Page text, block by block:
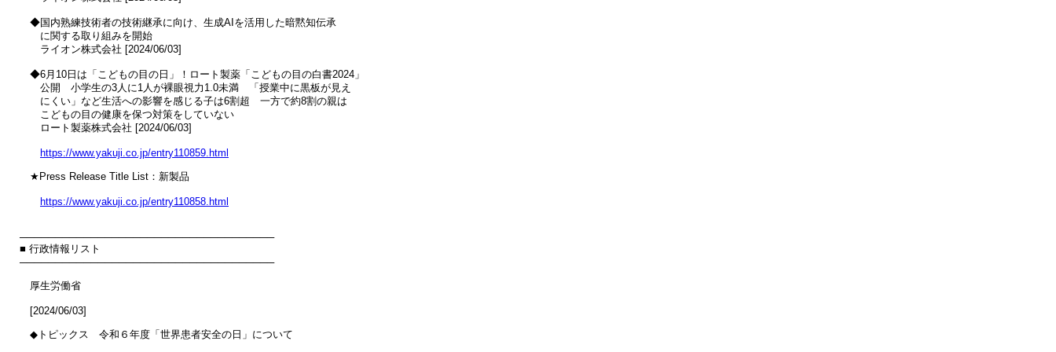
◆国内熟練技術者の技術継承に向け、生成AIを活用した暗黙知伝承
に関する取り組みを開始
ライオン株式会社 [2024/06/03]
◆6月10日は「こどもの目の日」！ロート製薬「こどもの目の白書2024」
公開　小学生の3人に1人が裸眼視力1.0未満　「授業中に黒板が見え
にくい」など生活への影響を感じる子は6割超　一方で約8割の親は
こどもの目の健康を保つ対策をしていない
ロート製薬株式会社 [2024/06/03]
https://www.yakuji.co.jp/entry110859.html
★Press Release Title List：新製品
https://www.yakuji.co.jp/entry110858.html
────────────────────────────────────
■ 行政情報リスト
────────────────────────────────────
厚生労働省
[2024/06/03]
◆トピックス　令和６年度「世界患者安全の日」について